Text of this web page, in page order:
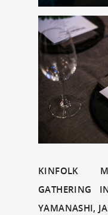
KINFOLK
GATHERING
YAMANASHI,